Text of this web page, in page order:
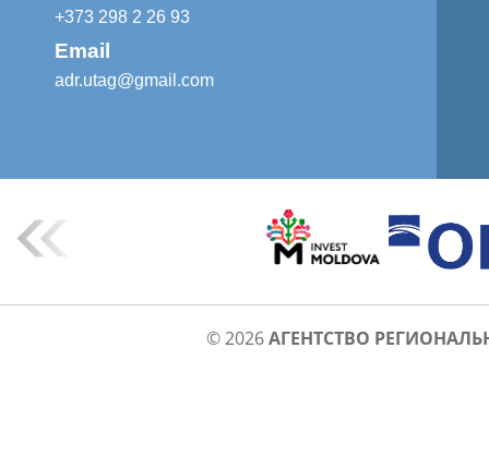
+373 298 2 26 93
Email
adr.utag@gmail.com
© 2026АГЕНТСТВО